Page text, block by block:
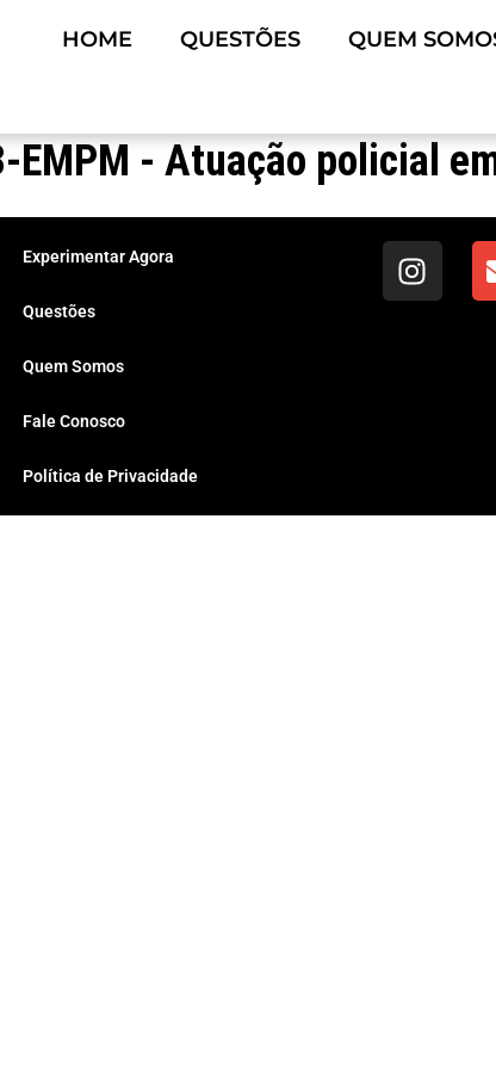
HOME QUESTÕES QUEM
- Atuação policial
Experimentar Agora
Questões
Quem Somos
Fale Conosco
Política de Privacidade